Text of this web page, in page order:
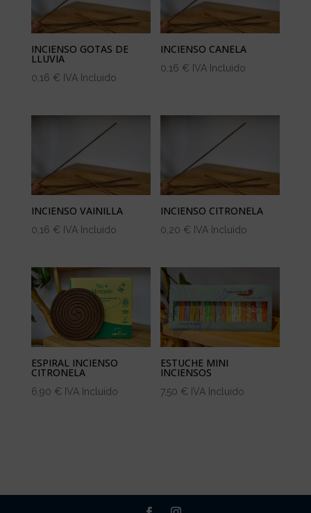
INCIENSO GOTAS DE
LLUVIA
0,16 € IVA Incluido
INCIENSO CANELA
0,16 € IVA Incluido
INCIENSO VAINILLA
0,16 € IVA Incluido
INCIENSO CITRONELA
0,20 € IVA Incluido
ESPIRAL INCIENSO
CITRONELA
6,90 € IVA Incluido
ESTUCHE MINI
INCIENSOS
7,50 € IVA Incluido